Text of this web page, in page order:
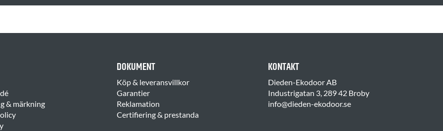
& märkning
DOKUMENT
Köp & leveransvillkor
Garantier
Reklamation
Certifiering & prestanda
KONTAKT
Dieden-Ekodoor AB
Industrigatan 3, 289 42 Broby
info@dieden-ekodoor.se